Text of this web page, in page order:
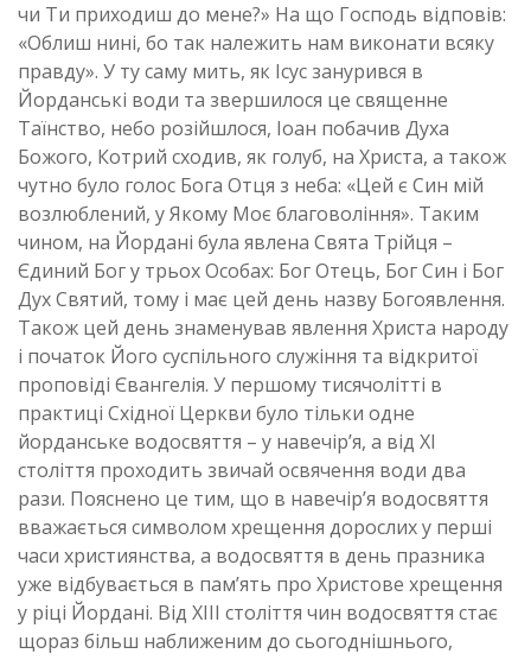
чи Ти приходиш до мене?» На що Господь відповів:
«Облиш нині, бо так належить нам виконати всяку
правду». У ту саму мить, як Ісус занурився в
Йорданські води та звершилося це священне
Таїнство, небо розійшлося, Іоан побачив Духа
Божого, Котрий сходив, як голуб, на Христа, а також
чутно було голос Бога Отця з неба: «Цей є Син мій
возлюблений, у Якому Моє благовоління». Таким
чином, на Йордані була явлена Свята Трійця –
Єдиний Бог у трьох Особах: Бог Отець, Бог Син і Бог
Дух Святий, тому і має цей день назву Богоявлення.
Також цей день знаменував явлення Христа народу
і початок Його суспільного служіння та відкритої
проповіді Євангелія. У першому тисячолітті в
практиці Східної Церкви було тільки одне
йорданське водосвяття – у навечір’я, а від ХІ
століття проходить звичай освячення води два
рази. Пояснено це тим, що в навечір’я водосвяття
вважається символом хрещення дорослих у перші
часи християнства, а водосвяття в день празника
уже відбувається в пам’ять про Христове хрещення
у ріці Йордані. Від ХІІІ століття чин водосвяття стає
щораз більш наближеним до сьогоднішнього,